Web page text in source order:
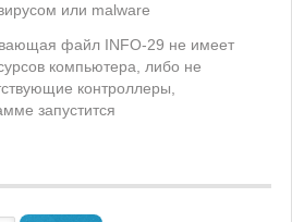
или malware
файл INFO-29 не имеет
компьютера, либо не
контроллеры,
запустится